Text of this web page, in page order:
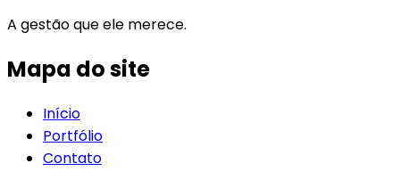
A gestão que ele merece.
Mapa do site
Início
Portfólio
Contato